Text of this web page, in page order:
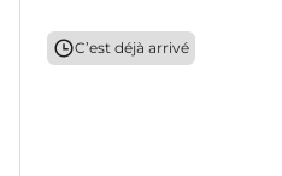
C’est déjà arrivé